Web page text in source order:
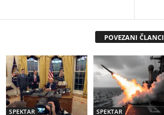
POVEZANI ČLANCI
SPEKTAR SPEKTAR